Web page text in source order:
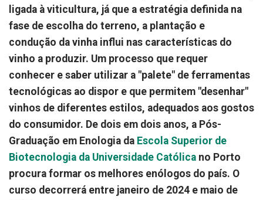
ligada à viticultura, já que a estratégia definida na
fase de escolha do terreno, a plantação e
condução da vinha influi nas características do
vinho a produzir. Um processo que requer
conhecer e saber utilizar a "palete" de ferramentas
tecnológicas ao dispor e que permitem "desenhar"
vinhos de diferentes estilos, adequados aos gostos
do consumidor. De dois em dois anos, a Pós-
Graduação em Enologia da Escola Superior de
Biotecnologia da Universidade Católica no Porto
procura formar os melhores enólogos do país. O
curso decorrerá entre janeiro de 2024 e maio de